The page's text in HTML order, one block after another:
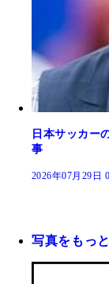
日本サッカー
事
2026年07月29日
写真をもっ